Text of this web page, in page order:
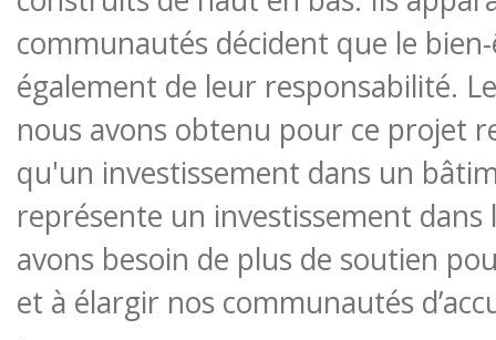
communautés décident que le
également de leur responsabilité.
nous avons obtenu pour ce projet
qu'un investissement dans un
représente un investissement dans
avons besoin de plus de soutien
et à élargir nos communautés